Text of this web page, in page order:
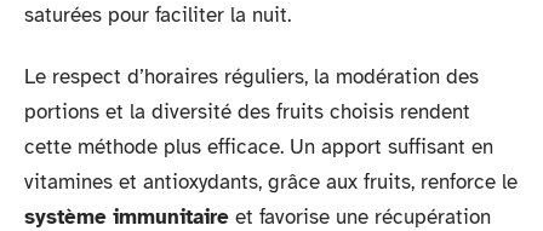
saturées pour faciliter la nuit.
Le respect d’horaires réguliers, la modération des
portions et la diversité des fruits choisis rendent
cette méthode plus efficace. Un apport suffisant en
vitamines et antioxydants, grâce aux fruits, renforce le
système immunitaire et favorise une récupération